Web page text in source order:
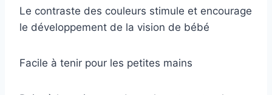
Le contraste des couleurs stimule et encourage
le développement de la vision de bébé
Facile à tenir pour les petites mains